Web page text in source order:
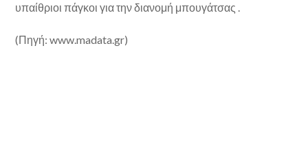
υπαίθριοι πάγκοι για την διανομή μπουγάτσας .
(Πηγή: www.madata.gr)